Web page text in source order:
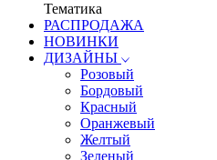
Тематика
РАСПРОДАЖА
НОВИНКИ
ДИЗАЙНЫ
Розовый
Бордовый
Красный
Оранжевый
Желтый
Зеленый